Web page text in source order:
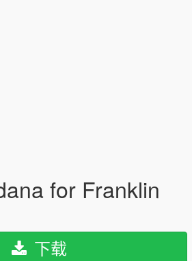
for Franklin
下载